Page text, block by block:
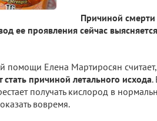
Причиной
ее проявления сейчас
помощи Елена Мартиросян считает,
стать причиной летального исхода.
получать кислород в
вовремя.